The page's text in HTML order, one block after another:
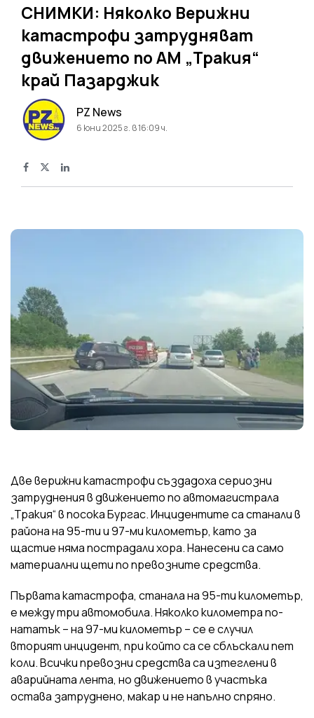
СНИМКИ: Няколко Верижни
катастрофи затрудняват
движението по АМ „Тракия“
край Пазарджик
PZ News
6 юни 2025 г. в 16:09 ч.
Две верижни катастрофи създадоха сериозни
затруднения в движението по автомагистрала
„Тракия“ в посока Бургас. Инцидентите са станали в
района на 95-ти и 97-ми километър, като за
щастие няма пострадали хора. Нанесени са само
материални щети по превозните средства.
Първата катастрофа, станала на 95-ти километър,
е между три автомобила. Няколко километра по-
нататък – на 97-ми километър – се е случил
вторият инцидент, при който са се сблъскали пет
коли. Всички превозни средства са изтеглени в
аварийната лента, но движението в участъка
остава затруднено, макар и не напълно спряно.